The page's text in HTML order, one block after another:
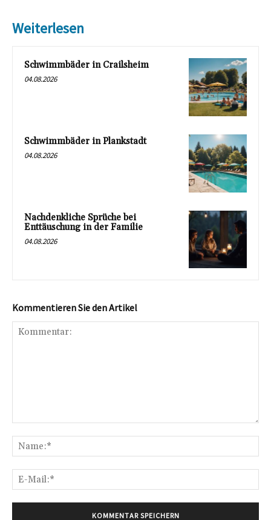
Weiterlesen
Schwimmbäder in Crailsheim
04.08.2026
Schwimmbäder in Plankstadt
04.08.2026
Nachdenkliche Sprüche bei
Enttäuschung in der Familie
04.08.2026
Kommentieren Sie den Artikel